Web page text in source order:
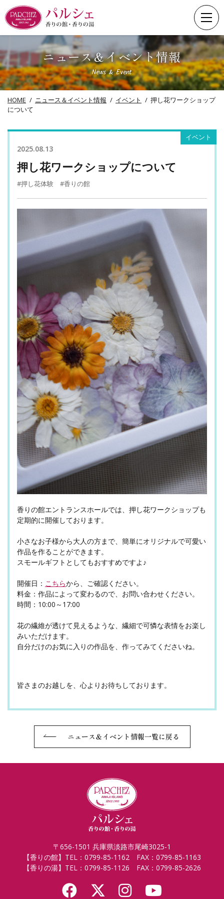
to
content
ニュース＆イベント情報
News & Event
HOME ニュース＆イベント情報 イベント
押し花ワークショップ
について
イベント
2025.08.13
押し花ワークショップについて
#押し花体験 #香りの館
香りの館エントランスホールでは、押し花ワークショップも
定期的に開催しております。
小さなお子様から大人の方まで、簡単にオリジナルで可愛い
作品を作ることができます。
スモールギフトとしてもおすすめですよ♪
開催日： こちらから、ご確認ください。
料金：作品によって変わるので、お問い合わせください。
時間：10:00～17:00
花の繊維が透けて見えるような、繊細で可憐な表情をお楽し
みいただけます。
自分だけのお気に入りの作品を、作ってみてくださいね。
皆さまのお越しを、心よりお待ちしております。
ニュース＆イベント情報一覧に戻る
〒656-1501 兵庫県淡路市尾崎3025-1
【香りの館】TEL：0799-85-1162 FAX：0799-85-1163
【香りの湯】TEL：0799-85-1126 FAX：0799-85-2626